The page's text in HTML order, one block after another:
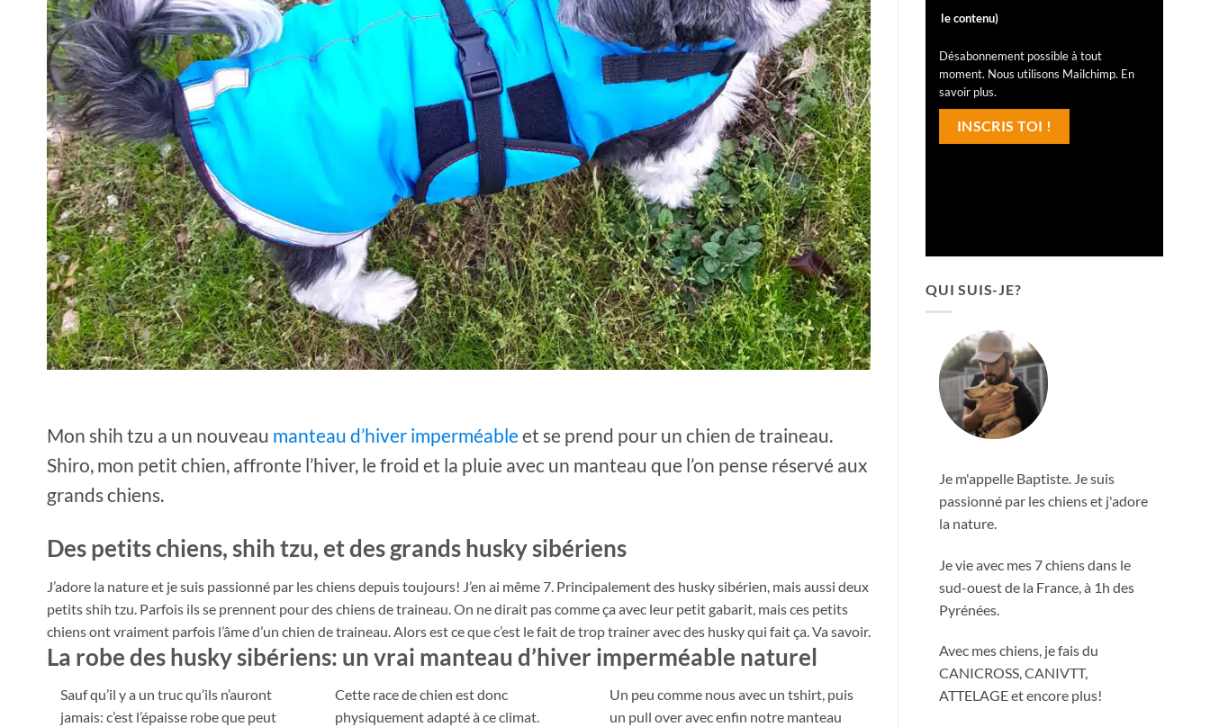
Mon shih tzu a un nouveau manteau d’hiver imperméableet se prend pour un chien de traineau.
Shiro, mon petit chien, affronte l’hiver, le froid et la pluie avec un manteau que l’on pense réservé aux
grands chiens.
Des petits chiens, shih tzu, et des grands husky sibériens
J’adore la nature et je suis passionné par les chiens depuis toujours! J’en ai même 7. Principalement des husky sibérien, mais aussi deux
petits shih tzu. Parfois ils se prennent pour des chiens de traineau. On ne dirait pas comme ça avec leur petit gabarit, mais ces petits
chiens ont vraiment parfois l’âme d’un chien de traineau. Alors est ce que c’est le fait de trop trainer avec des husky qui fait ça. Va savoir.
La robe des husky sibériens: un vrai manteau d’hiver imperméable naturel
Sauf qu’il y a un truc qu’ils n’auront
jamais: c’est l’épaisse robe que peut
Cette race de chien est donc
physiquement adapté à ce climat.
Un peu comme nous avec un tshirt, puis
un pull over avec enfin notre manteau
le contenu)
Désabonnement possible à tout
moment. Nous utilisons Mailchimp. En
savoir plus.
QUI SUIS-JE?
Je m'appelle Baptiste. Je suis
passionné par les chiens et j'adore
la nature.
Je vie avec mes 7 chiens dans le
sud-ouest de la France, à 1h des
Pyrénées.
Avec mes chiens, je fais du
CANICROSS, CANIVTT,
ATTELAGE et encore plus!